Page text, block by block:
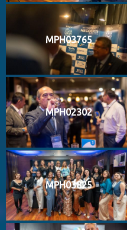
MPH03765
MPH02302
MPH03825